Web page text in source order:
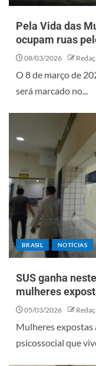
Pela Vida das
ocupam ruas
08/03/2026
O 8 de março de
será marcado no...
BRASIL NOTÍCIAS
SUS ganha
mulheres
05/03/2026
Mulheres expostas
psicossocial que